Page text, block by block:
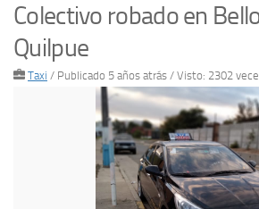
Colectivo robado en
Quilpue
Taxi / Publicado 5 años atrás / Visto: 2302